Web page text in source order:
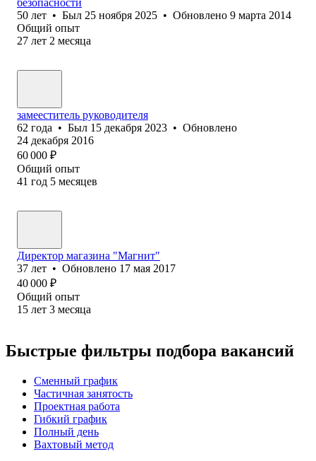
50 лет • Был 25 ноября 2025 • Обновлено 9 марта 2014
Общий опыт
27 лет 2 месяца
замееститель руководителя
62 года • Был 15 декабря 2023 • Обновлено
24 декабря 2016
60 000 ₽
Общий опыт
41 год 5 месяцев
Директор магазина "Магнит"
37 лет • Обновлено 17 мая 2017
40 000 ₽
Общий опыт
15 лет 3 месяца
Быстрые фильтры подбора вакансий
Сменный график
Частичная занятость
Проектная работа
Гибкий график
Полный день
Вахтовый метод